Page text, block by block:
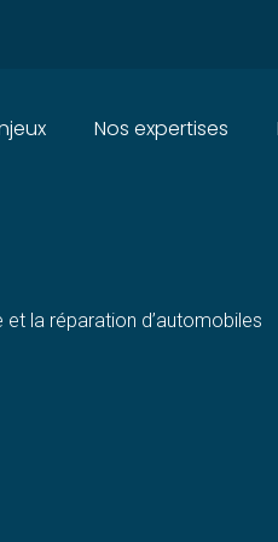
Nos expertises
LE
la réparation d’automobiles